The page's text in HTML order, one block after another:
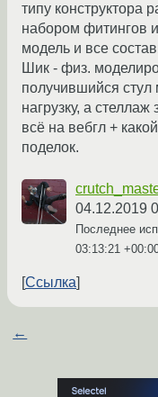
типу конструктора
набором фитингов
модель и все
Шик - физ.
получившийся
нагрузку, а
всё на вебгл +
поделок.
04.12.2019
Последнее
03:13:21
Ссылка
←